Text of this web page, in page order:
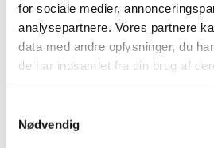
for sociale medier,
analysepartnere. Vores partnere
data med andre oplysninger, du
de har indsamlet fra din brug af
Nødvendig